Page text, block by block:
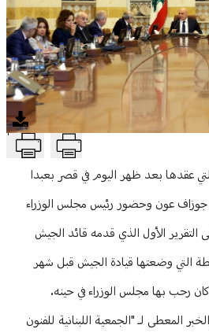
وهذا ما كشفه مرقص عن T
عقدها بعد ظهر اليوم في قصر بعبدا
جوزاف عون وحضور رئيس مجلس الوزراء
التقرير الأول الذي قدمه قائد الجيش
التي وضعتها قيادة الجيش قبل شهر
رحب بها مجلس الوزراء في حينه.
المعطى لـ "الجمعية اللبنانية للفنون